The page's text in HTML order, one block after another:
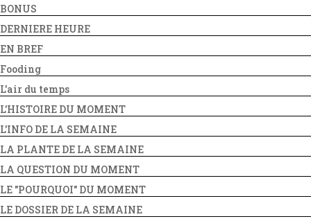
BONUS
DERNIERE HEURE
EN BREF
Fooding
L'air du temps
L'HISTOIRE DU MOMENT
L'INFO DE LA SEMAINE
LA PLANTE DE LA SEMAINE
LA QUESTION DU MOMENT
LE "POURQUOI" DU MOMENT
LE DOSSIER DE LA SEMAINE